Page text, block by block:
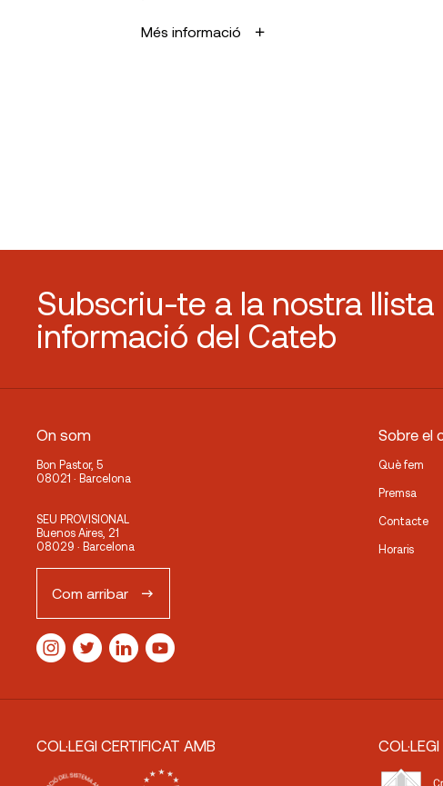
Més informació
Subscriu-te a la nostra
informació del Cateb
On som
Bon Pastor, 5
08021 · Barcelona
SEU PROVISIONAL
Buenos Aires, 21
08029 · Barcelona
Com arribar
Sobre el
Què fem
Premsa
Contacte
Horaris
COL·LEGI CERTIFICAT AMB